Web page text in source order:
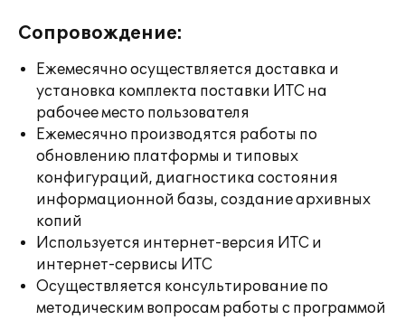
Сопровождение:
Ежемесячно осуществляется доставка и
установка комплекта поставки ИТС на
рабочее место пользователя
Ежемесячно производятся работы по
обновлению платформы и типовых
конфигураций, диагностика состояния
информационной базы, создание архивных
копий
Используется интернет-версия ИТС и
интернет-сервисы ИТС
Осуществляется консультирование по
методическим вопросам работы с программой